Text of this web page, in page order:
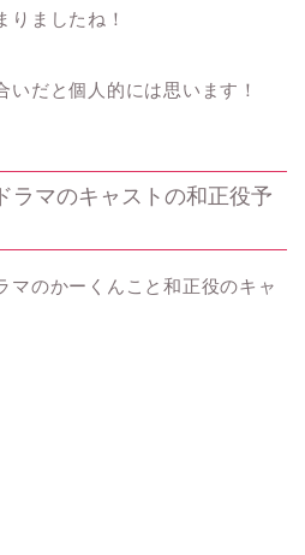
りましたね！
だと個人的には思います！
ラマのキャストの和正役予
マのかーくんこと和正役のキャ